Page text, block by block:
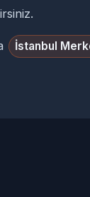
İstanbul